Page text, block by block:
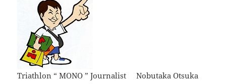
Triathlon “ MONO ” Journalist Nobutaka Otsuka